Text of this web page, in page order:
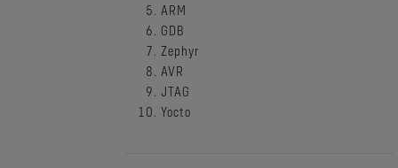
ARM
GDB
Zephyr
AVR
JTAG
Yocto